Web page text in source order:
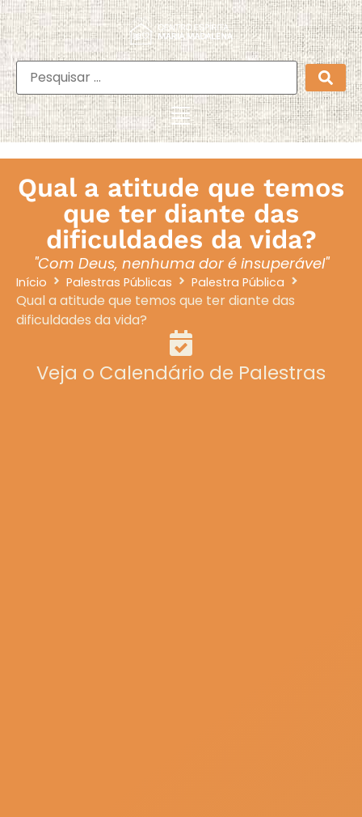
Qual a atitude que temos
que ter diante das
dificuldades da vida?
"Com Deus, nenhuma dor é insuperável"
Início Palestras Públicas Palestra Pública
Qual a atitude que temos que ter diante das
dificuldades da vida?
Veja o Calendário de Palestras